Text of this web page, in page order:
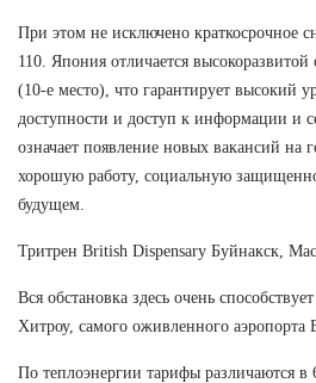
При этом не исключено краткосрочное
110. Япония отличается
(10-е место), что гарантирует высокий
доступности и доступ к информации и
означает появление новых вакансий на
хорошую работу, социальную
будущем.
Тритрен British Dispensary Буйнакск,
Вся обстановка здесь очень
Хитроу, самого оживленного аэропорта
По теплоэнергии тарифы различаются в